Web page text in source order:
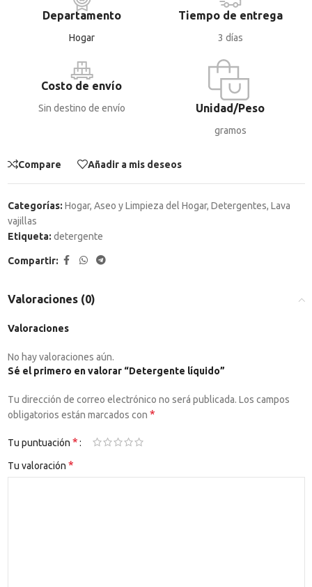
Departamento
Hogar
Tiempo de entrega
3 días
Costo de envío
Sin destino de envío Unidad/Peso
gramos
Compare Añadir a mis deseos
Categorías: Hogar, Aseo y Limpieza del Hogar, Detergentes, Lava
vajillas
Etiqueta: detergente
Compartir:
Valoraciones (0)
Valoraciones
No hay valoraciones aún.
Sé el primero en valorar “Detergente líquido”
Tu dirección de correo electrónico no será publicada. Los campos
obligatorios están marcados con *
Tu puntuación *
Tu valoración *